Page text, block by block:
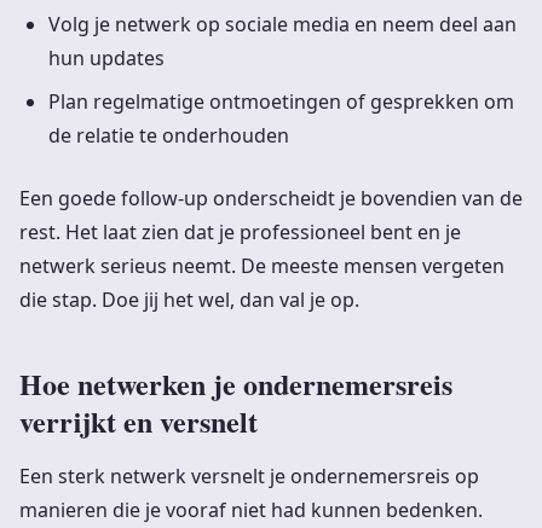
Volg je netwerk op sociale media en neem deel aan
hun updates
Plan regelmatige ontmoetingen of gesprekken om
de relatie te onderhouden
Een goede follow-up onderscheidt je bovendien van de
rest. Het laat zien dat je professioneel bent en je
netwerk serieus neemt. De meeste mensen vergeten
die stap. Doe jij het wel, dan val je op.
Hoe netwerken je ondernemersreis
verrijkt en versnelt
Een sterk netwerk versnelt je ondernemersreis op
manieren die je vooraf niet had kunnen bedenken.